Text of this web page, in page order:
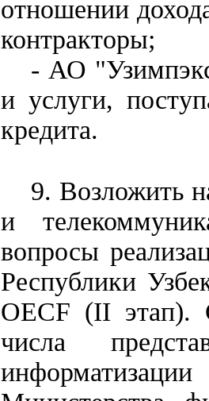
отношении
контракторы;
- АО
и услуги,
кредита.
9. Возложить
и
вопросы
Республики
OECF (II этап).
числа